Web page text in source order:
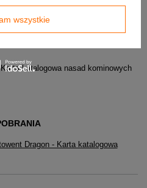
zakończenia przewodów
katalogowa nasad kominowych
Dragon - Karta katalogowa
wszystkie